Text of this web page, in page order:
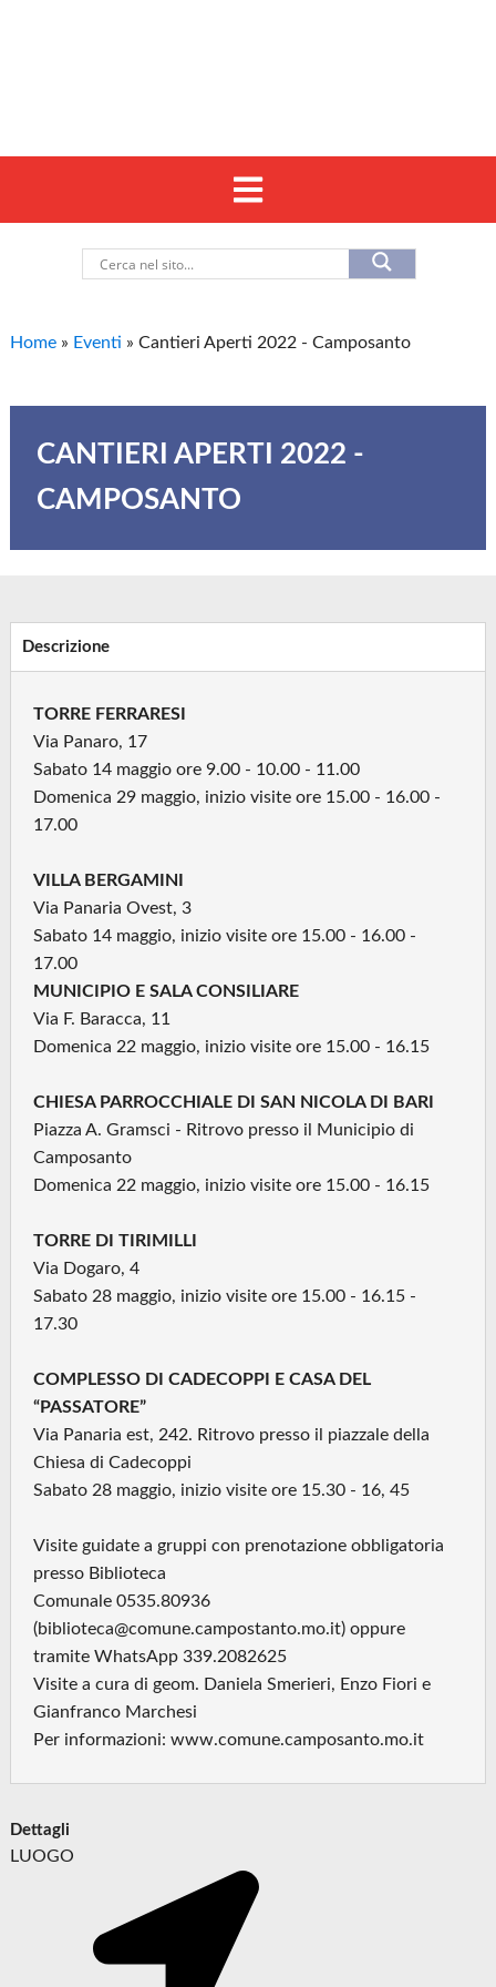
Home » Eventi »Cantieri Aperti 2022 - Camposanto
CANTIERI APERTI 2022 -
CAMPOSANTO
Descrizione
TORRE FERRARESI
Via Panaro, 17
Sabato 14 maggio ore 9.00 - 10.00 - 11.00
Domenica 29 maggio, inizio visite ore 15.00 - 16.00 -
17.00
VILLA BERGAMINI
Via Panaria Ovest, 3
Sabato 14 maggio, inizio visite ore 15.00 - 16.00 -
17.00
MUNICIPIO E SALA CONSILIARE
Via F. Baracca, 11
Domenica 22 maggio, inizio visite ore 15.00 - 16.15
CHIESA PARROCCHIALE DI SAN NICOLA DI BARI
Piazza A. Gramsci - Ritrovo presso il Municipio di
Camposanto
Domenica 22 maggio, inizio visite ore 15.00 - 16.15
TORRE DI TIRIMILLI
Via Dogaro, 4
Sabato 28 maggio, inizio visite ore 15.00 - 16.15 -
17.30
COMPLESSO DI CADECOPPI E CASA DEL
“PASSATORE”
Via Panaria est, 242. Ritrovo presso il piazzale della
Chiesa di Cadecoppi
Sabato 28 maggio, inizio visite ore 15.30 - 16, 45
Visite guidate a gruppi con prenotazione obbligatoria
presso Biblioteca
Comunale 0535.80936
(biblioteca@comune.campostanto.mo.it) oppure
tramite WhatsApp 339.2082625
Visite a cura di geom. Daniela Smerieri, Enzo Fiori e
Gianfranco Marchesi
Per informazioni: www.comune.camposanto.mo.it
Dettagli
LUOGO